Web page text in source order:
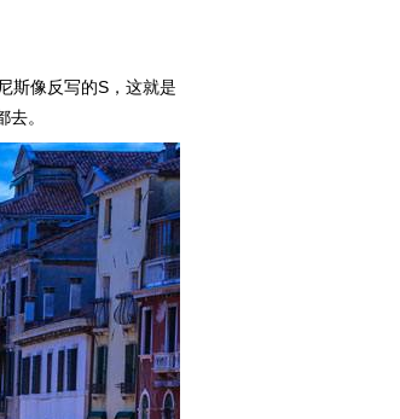
斯像反写的S，这就是
。